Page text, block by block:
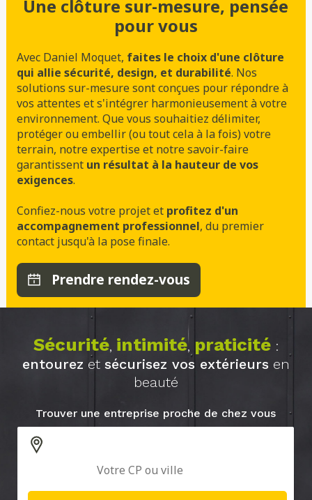
Une clôture sur-mesure, pensée
pour vous
Avec Daniel Moquet, faites le choix d'une clôture
qui allie sécurité, design, et durabilité. Nos
solutions sur-mesure sont conçues pour répondre à
vos attentes et s'intégrer harmonieusement à votre
environnement. Que vous souhaitiez délimiter,
protéger ou embellir (ou tout cela à la fois) votre
terrain, notre expertise et notre savoir-faire
garantissent un résultat à la hauteur de vos
exigences.
Confiez-nous votre projet et profitez d'un
accompagnement professionnel, du premier
contact jusqu'à la pose finale.
Prendre rendez-vous
Sécurité, intimité, praticité:
entourez et sécurisez vos extérieurs en
beauté
Trouver une entreprise proche de chez vous